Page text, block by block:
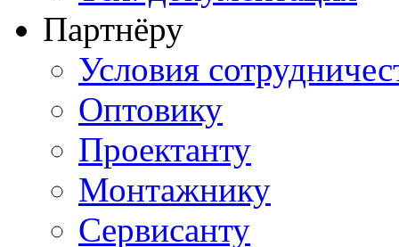
Партнёру
Условия
Оптовику
Проектанту
Монтажнику
Сервисанту